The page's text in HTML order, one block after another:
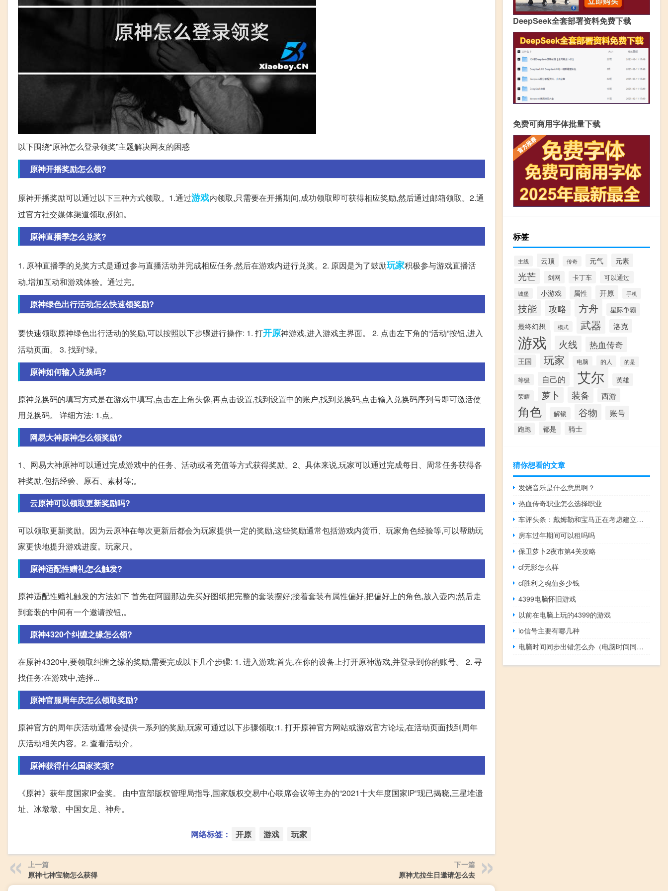
以下围绕“原神怎么登录领奖”主题解决网友的困惑
原神开播奖励怎么领?
原神开播奖励可以通过以下三种方式领取。1.通过游戏内领取,只需要在开播期间,成功领取即可获得相应奖励,然后通过邮箱领取。2.通
过官方社交媒体渠道领取,例如。
原神直播季怎么兑奖?
1. 原神直播季的兑奖方式是通过参与直播活动并完成相应任务,然后在游戏内进行兑奖。2. 原因是为了鼓励玩家积极参与游戏直播活
动,增加互动和游戏体验。通过完。
原神绿色出行活动怎么快速领奖励?
要快速领取原神绿色出行活动的奖励,可以按照以下步骤进行操作: 1. 打开原神游戏,进入游戏主界面。 2. 点击左下角的“活动”按钮,进入
活动页面。 3. 找到“绿。
原神如何输入兑换码?
原神兑换码的填写方式是在游戏中填写,点击左上角头像,再点击设置,找到设置中的账户,找到兑换码,点击输入兑换码序列号即可激活使
用兑换码。 详细方法: 1.点。
网易大神原神怎么领奖励?
1、网易大神原神可以通过完成游戏中的任务、活动或者充值等方式获得奖励。2、具体来说,玩家可以通过完成每日、周常任务获得各
种奖励,包括经验、原石、素材等;。
云原神可以领取更新奖励吗?
可以领取更新奖励。因为云原神在每次更新后都会为玩家提供一定的奖励,这些奖励通常包括游戏内货币、玩家角色经验等,可以帮助玩
家更快地提升游戏进度。玩家只。
原神适配性赠礼怎么触发?
原神适配性赠礼触发的方法如下 首先在阿圆那边先买好图纸把完整的套装摆好;接着套装有属性偏好,把偏好上的角色,放入壶内;然后走
到套装的中间有一个邀请按钮,。
原神4320个纠缠之缘怎么领?
在原神4320中,要领取纠缠之缘的奖励,需要完成以下几个步骤: 1. 进入游戏:首先,在你的设备上打开原神游戏,并登录到你的账号。 2. 寻
找任务:在游戏中,选择...
原神官服周年庆怎么领取奖励?
原神官方的周年庆活动通常会提供一系列的奖励,玩家可通过以下步骤领取:1. 打开原神官方网站或游戏官方论坛,在活动页面找到周年
庆活动相关内容。2. 查看活动介。
原神获得什么国家奖项?
《原神》获年度国家IP金奖。 由中宣部版权管理局指导,国家版权交易中心联席会议等主办的“2021十大年度国家IP”现已揭晓,三星堆遗
址、冰墩墩、中国女足、神舟。
网络标签： 开原 游戏 玩家
上一篇
原神七神宝物怎么获得
下一篇
原神尤拉生日邀请怎么去
DeepSeek全套部署资料免费下载
免费可商用字体批量下载
标签
主线 云顶 传奇 元气 元素
光芒 剑网 卡丁车 可以通过
城堡 小游戏 属性 开原 手机
技能 攻略 方舟 星际争霸
最终幻想 模式 武器 洛克
游戏 火线 热血传奇
王国 玩家 电脑 的人 的是
等级 自己的 艾尔 英雄
荣耀 萝卜 装备 西游
角色 解锁 谷物 账号
跑跑 都是 骑士
猜你想看的文章
发烧音乐是什么意思啊？
热血传奇职业怎么选择职业
车评头条：戴姆勒和宝马正在考虑建立技术合作伙伴关系
房车过年期间可以租吗吗
保卫萝卜2夜市第4关攻略
cf无影怎么样
cf胜利之魂值多少钱
4399电脑怀旧游戏
以前在电脑上玩的4399的游戏
io信号主要有哪几种
电脑时间同步出错怎么办（电脑时间同步出错）